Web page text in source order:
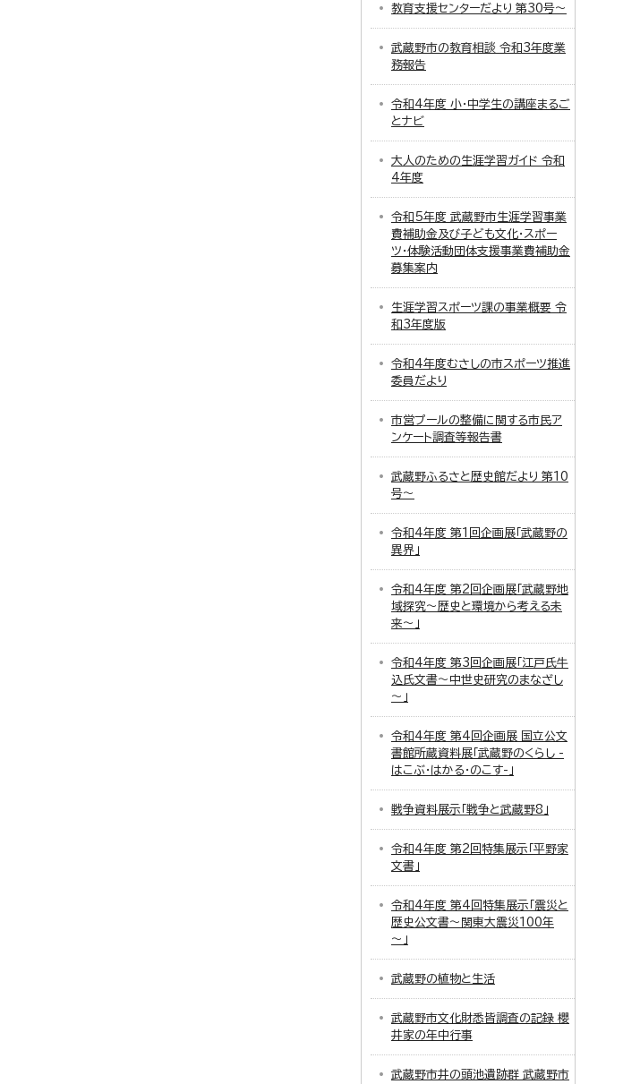
教育支援センターだより 第30号～
武蔵野市の教育相談 令和3年度業
務報告
令和4年度 小・中学生の講座まるご
とナビ
大人のための生涯学習ガイド 令和
4年度
令和5年度 武蔵野市生涯学習事業
費補助金及び子ども文化・スポー
ツ・体験活動団体支援事業費補助金
募集案内
生涯学習スポーツ課の事業概要 令
和3年度版
令和4年度むさしの市スポーツ推進
委員だより
市営プールの整備に関する市民ア
ンケート調査等報告書
武蔵野ふるさと歴史館だより 第10
号～
令和4年度 第1回企画展「武蔵野の
異界」
令和4年度 第2回企画展「武蔵野地
域探究～歴史と環境から考える未
来～」
令和4年度 第3回企画展「江戸氏牛
込氏文書～中世史研究のまなざし
～」
令和4年度 第4回企画展 国立公文
書館所蔵資料展「武蔵野のくらし -
はこぶ・はかる・のこす-」
戦争資料展示「戦争と武蔵野8」
令和4年度 第2回特集展示「平野家
文書」
令和4年度 第4回特集展示「震災と
歴史公文書～関東大震災100年
～」
武蔵野の植物と生活
武蔵野市文化財悉皆調査の記録 櫻
井家の年中行事
武蔵野市井の頭池遺跡群 武蔵野市